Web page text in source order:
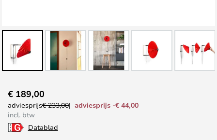
naar
het
begin
van
€ 189,00
adviesprijs€ 233,00
adviesprijs -€ 44,00
incl. btw
Datablad